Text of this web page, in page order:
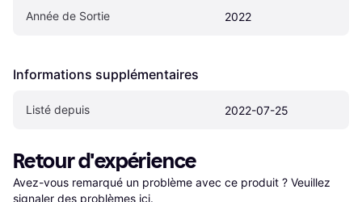
Année de Sortie 2022
Informations supplémentaires
Listé depuis 2022-07-25
Retour d'expérience
Avez-vous remarqué un problème avec ce produit ? Veuillez
signaler des problèmes ici.